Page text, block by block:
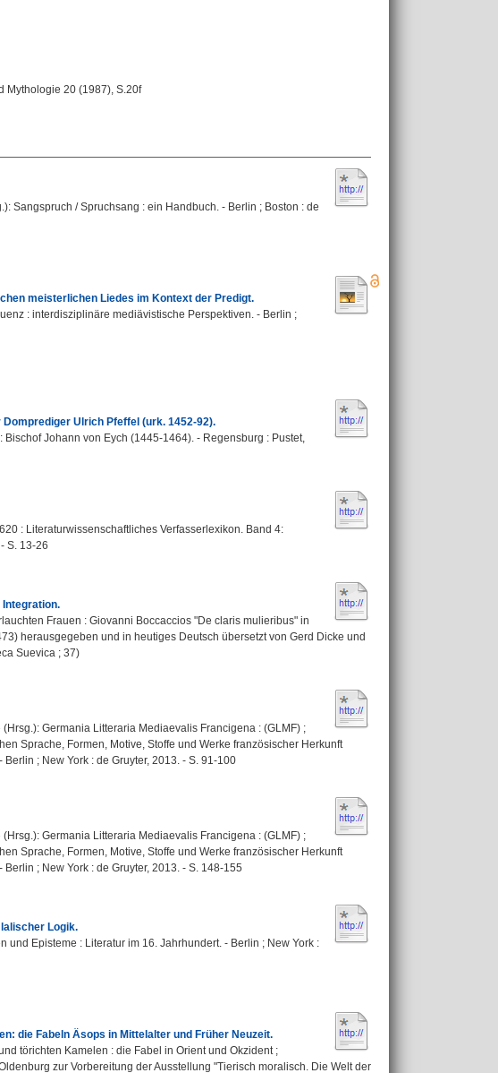
Mythologie 20 (1987), S.20f
Sangspruch / Spruchsang : ein Handbuch. - Berlin ; Boston : de
meisterlichen Liedes im Kontext der Predigt.
: interdisziplinäre mediävistische Perspektiven. - Berlin ;
Ulrich Pfeffel (urk. 1452-92).
Johann von Eych (1445-1464). - Regensburg : Pustet,
: Literaturwissenschaftliches Verfasserlexikon. Band 4:
S. 13-26
Frauen : Giovanni Boccaccios "De claris mulieribus" in
herausgegeben und in heutiges Deutsch übersetzt von Gerd Dicke und
Suevica ; 37)
Germania Litteraria Mediaevalis Francigena : (GLMF) ;
Sprache, Formen, Motive, Stoffe und Werke französischer Herkunft
; New York : de Gruyter, 2013. - S. 91-100
Germania Litteraria Mediaevalis Francigena : (GLMF) ;
Sprache, Formen, Motive, Stoffe und Werke französischer Herkunft
; New York : de Gruyter, 2013. - S. 148-155
Logik.
und Episteme : Literatur im 16. Jahrhundert. - Berlin ; New York :
die Fabeln Äsops in Mittelalter und Früher Neuzeit.
törichten Kamelen : die Fabel in Orient und Okzident ;
zur Vorbereitung der Ausstellung "Tierisch moralisch. Die Welt der